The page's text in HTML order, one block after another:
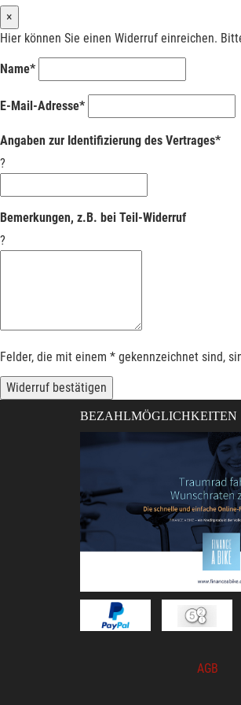
×
Hier können Sie einen Widerruf einreichen.
Name*
E-Mail-Adresse*
Angaben zur Identifizierung des Vertrages*
?
Bemerkungen, z.B. bei Teil-Widerruf
?
Felder, die mit einem * gekennzeichnet sind,
Widerruf bestätigen
BEZAHLMÖGLICHKEITEN
AGB